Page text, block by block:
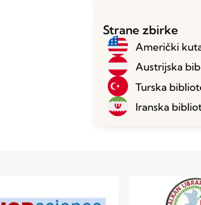
Strane zbirke
Američki
Austrijska
Turska
Iranska